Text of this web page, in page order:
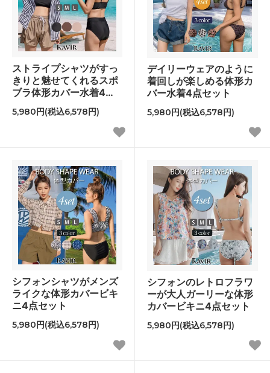
ストライプシャツがすっ
きりと魅せてくれるスポ
ブラ体形カバー水着4点
5,980円(税込6,578円)
デイリーウェアのように
着回しが楽しめる体形カ
バー水着4点セット
5,980円(税込6,578円)
シフォンシャツがメンズ
ライクな体形カバービキ
ニ4点セット
5,980円(税込6,578円)
シフォンのレトロフラワ
ーが大人ガーリーな体形
カバービキニ4点セット
5,980円(税込6,578円)